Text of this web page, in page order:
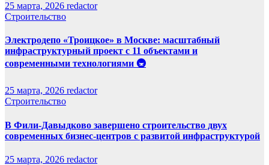
25 марта, 2026 redactor
Строительство
Электродепо «Троицкое» в Москве: масштабный
инфраструктурный проект с 11 объектами и
современными технологиями 🚇
25 марта, 2026 redactor
Строительство
В Фили-Давыдково завершено строительство двух
современных бизнес-центров с развитой инфраструктурой
25 марта, 2026 redactor